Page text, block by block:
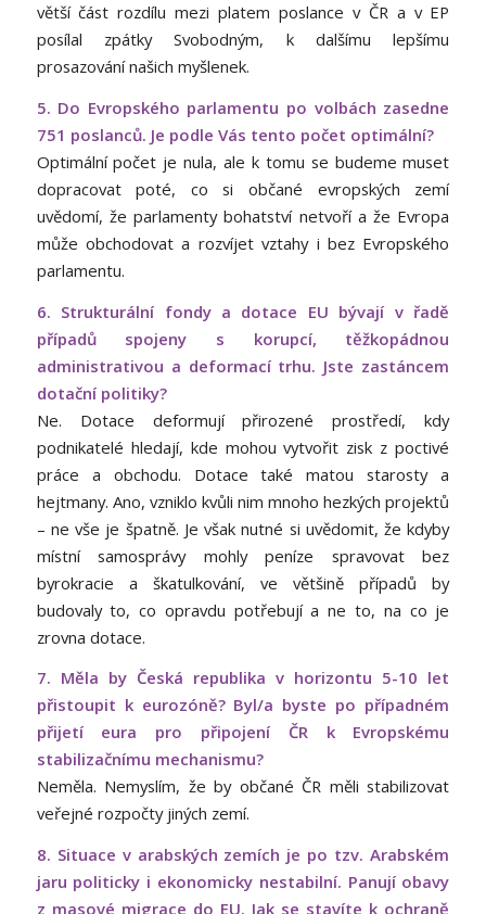
větší část rozdílu mezi platem poslance v ČR a v EP
posílal zpátky Svobodným, k dalšímu lepšímu
prosazování našich myšlenek.
5. Do Evropského parlamentu po volbách zasedne
751 poslanců. Je podle Vás tento počet optimální?
Optimální počet je nula, ale k tomu se budeme muset
dopracovat poté, co si občané evropských zemí
uvědomí, že parlamenty bohatství netvoří a že Evropa
může obchodovat a rozvíjet vztahy i bez Evropského
parlamentu.
6. Strukturální fondy a dotace EU bývají v řadě
případů spojeny s korupcí, těžkopádnou
administrativou a deformací trhu. Jste zastáncem
dotační politiky?
Ne. Dotace deformují přirozené prostředí, kdy
podnikatelé hledají, kde mohou vytvořit zisk z poctivé
práce a obchodu. Dotace také matou starosty a
hejtmany. Ano, vzniklo kvůli nim mnoho hezkých projektů
– ne vše je špatně. Je však nutné si uvědomit, že kdyby
místní samosprávy mohly peníze spravovat bez
byrokracie a škatulkování, ve většině případů by
budovaly to, co opravdu potřebují a ne to, na co je
zrovna dotace.
7. Měla by Česká republika v horizontu 5-10 let
přistoupit k eurozóně? Byl/a byste po případném
přijetí eura pro připojení ČR k Evropskému
stabilizačnímu mechanismu?
Neměla. Nemyslím, že by občané ČR měli stabilizovat
veřejné rozpočty jiných zemí.
8. Situace v arabských zemích je po tzv. Arabském
jaru politicky i ekonomicky nestabilní. Panují obavy
z masové migrace do EU. Jak se stavíte k ochraně